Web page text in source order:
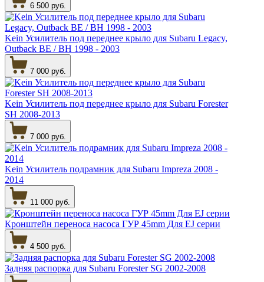
6 500 руб.
Kein Усилитель под переднее крыло для Subaru Legacy,
Outback BE / BH 1998 - 2003
7 000 руб.
Kein Усилитель под переднее крыло для Subaru Forester
SH 2008-2013
7 000 руб.
Kein Усилитель подрамник для Subaru Impreza 2008 -
2014
11 000 руб.
Кронштейн переноса насоса ГУР 45mm Для EJ серии
4 500 руб.
Задняя распорка для Subaru Forester SG 2002-2008